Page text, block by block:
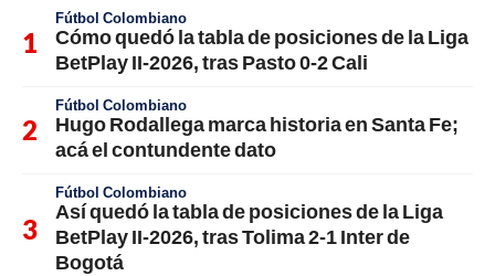
Fútbol Colombiano
Cómo quedó la tabla de posiciones de la Liga
BetPlay II-2026, tras Pasto 0-2 Cali
Fútbol Colombiano
Hugo Rodallega marca historia en Santa Fe;
acá el contundente dato
Fútbol Colombiano
Así quedó la tabla de posiciones de la Liga
BetPlay II-2026, tras Tolima 2-1 Inter de
Bogotá